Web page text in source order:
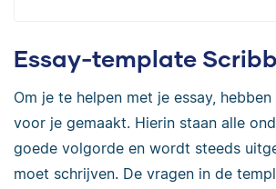
Essay-template
Om je te helpen met je essay,
voor je gemaakt. Hierin staan alle
goede volgorde en wordt steeds
moet schrijven. De vragen in de